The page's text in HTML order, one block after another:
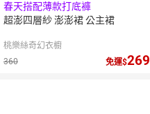
春天搭配薄款打底褲
超澎四層紗 澎澎裙 公主裙
桃樂絲奇幻衣櫥
360
免運 269